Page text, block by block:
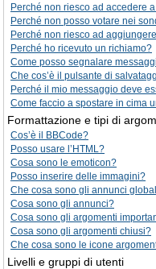
Perché non riesco ad accedere
Perché non posso votare nei
Perché non riesco ad
Perché ho ricevuto un richiamo?
Come posso segnalare
Che cos’è il pulsante di
Perché il mio messaggio deve
Come faccio a spostare in cima
Formattazione e tipi di
Cos’è il BBCode?
Posso usare l’HTML?
Cosa sono le emoticon?
Posso inserire delle immagini?
Che cosa sono gli annunci
Cosa sono gli annunci?
Cosa sono gli argomenti
Cosa sono gli argomenti chiusi?
Che cosa sono le icone
Livelli e gruppi di utenti